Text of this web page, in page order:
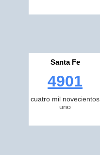
Santa Fe
4901
cuatro mil novecientos
uno